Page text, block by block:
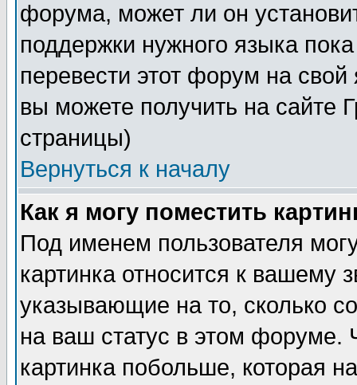
форума, может ли он
поддержки нужного языка
перевести этот форум на
вы можете получить на сайте
страницы)
Вернуться к началу
Как я могу поместить
Под именем пользователя
картинка относится к вашему
указывающие на то, сколько
на ваш статус в этом форуме.
картинка побольше, которая